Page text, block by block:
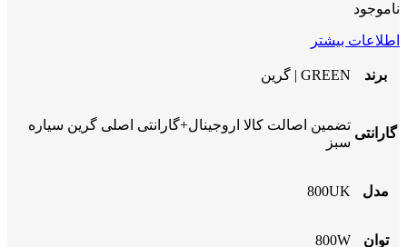
ناموجود
اطلاعات بیشتر
برند GREEN | گرین
گارانتی
تضمین اصالت کالا اروجینال+گارانتی اصلی گرین سیاره
سبز
مدل 800UK
توان 800W